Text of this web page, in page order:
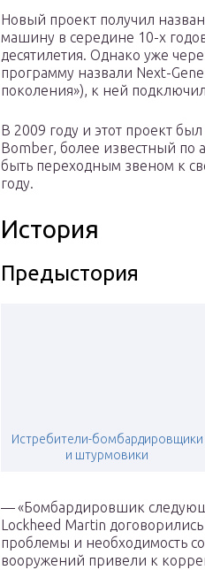
Новый проект получил
машину в середине 10-х
десятилетия. Однако уже
программу назвали Next-
поколения»), к ней
В 2009 году и этот проект
Bomber, более известный по
быть переходным звеном к
году.
История
Предыстория
Истребители-бомбардировщики
и штурмовики
— «Бомбардировшик
Lockheed Martin
проблемы и необходимость
вооружений привели к